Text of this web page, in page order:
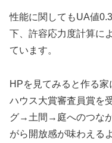
性能に関してもUA値
下、許容応力度計算に
ています。
HPを見てみると作る
ハウス大賞審査員賞を
グ→土間→庭へのつな
がら開放感が味わえる